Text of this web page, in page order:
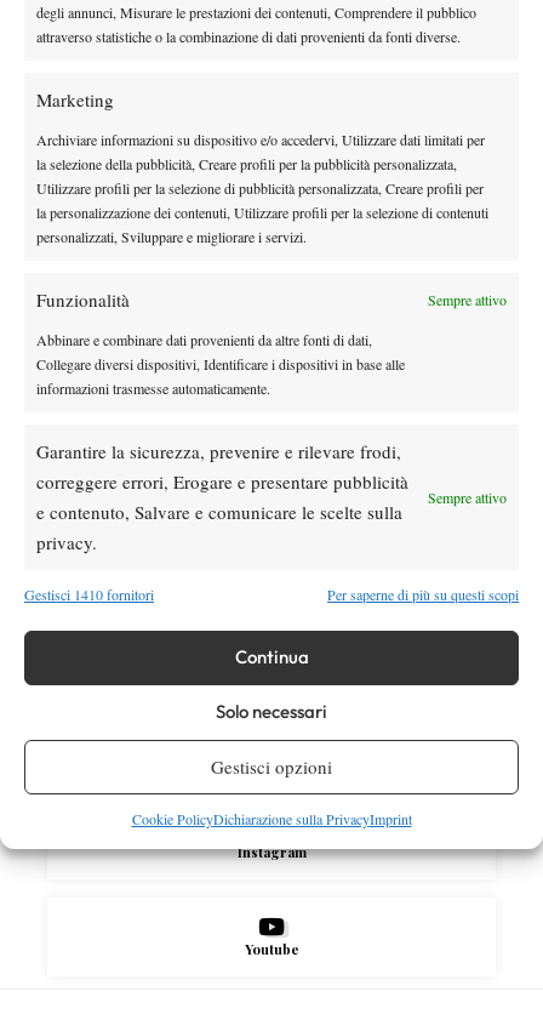
degli annunci, Misurare le prestazioni dei contenuti, Comprendere il pubblico
attraverso statistiche o la combinazione di dati provenienti da fonti diverse.
Marketing
Archiviare informazioni su dispositivo e/o accedervi, Utilizzare dati limitati per
la selezione della pubblicità, Creare profili per la pubblicità personalizzata,
Utilizzare profili per la selezione di pubblicità personalizzata, Creare profili per
la personalizzazione dei contenuti, Utilizzare profili per la selezione di contenuti
personalizzati, Sviluppare e migliorare i servizi.
Funzionalità Sempre attivo
Abbinare e combinare dati provenienti da altre fonti di dati,
Collegare diversi dispositivi, Identificare i dispositivi in base alle
informazioni trasmesse automaticamente.
Garantire la sicurezza, prevenire e rilevare frodi,
correggere errori, Erogare e presentare pubblicità
e contenuto, Salvare e comunicare le scelte sulla
privacy.
Sempre attivo
Gestisci 1410 fornitori Per saperne di più su questi scopi
Continua
Solo necessari
Gestisci opzioni
Cookie PolicyDichiarazione sulla PrivacyImprint
DI TENDENZA
gioco sospeso
Atp News
Masters 1000 Montreal 2026: Darderi
Atp News
Masters 1000 Montreal 2026: solo 2 top ten al terzo turno,
terza volta dal 1990
Challenger 100 Bergamo: il torneo
diventerà un 125 a partire dal 2027
Facebook
Instagram
Youtube